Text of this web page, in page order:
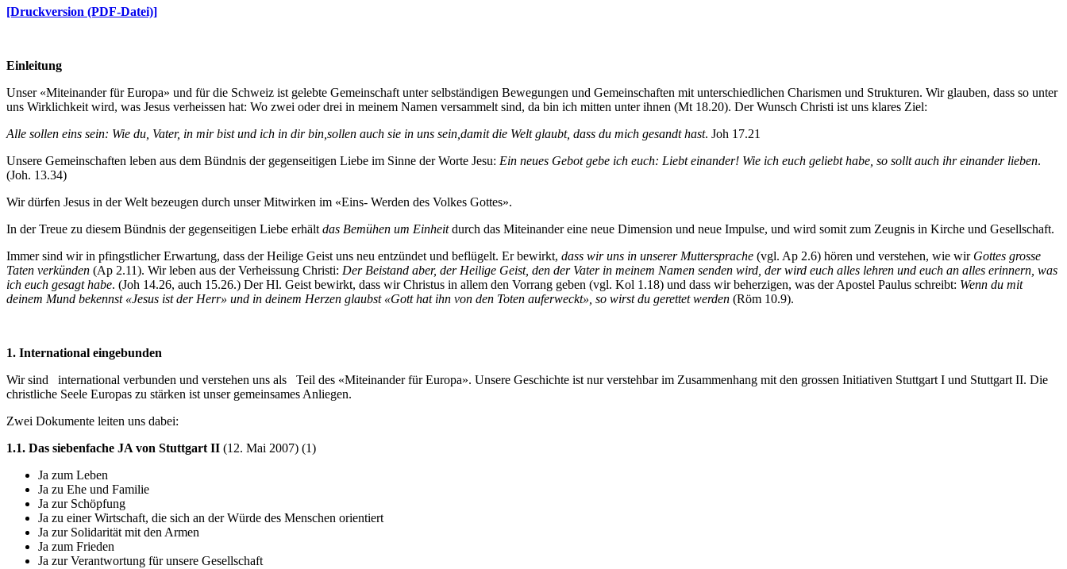
[Druckversion (PDF-Datei)]
Einleitung
Unser «Miteinander für Europa» und für die Schweiz ist gelebte Gemeinschaft unter selbständigen Bewegungen und Gemeinschaften mit unterschiedlichen Charismen und Strukturen. Wir glauben, dass so unter
uns Wirklichkeit wird, was Jesus verheissen hat: Wo zwei oder drei in meinem Namen versammelt sind, da bin ich mitten unter ihnen (Mt 18.20). Der Wunsch Christi ist uns klares Ziel:
Alle sollen eins sein: Wie du, Vater, in mir bist und ich in dir bin,sollen auch sie in uns sein,damit die Welt glaubt, dass du mich gesandt hast. Joh 17.21
Unsere Gemeinschaften leben aus dem Bündnis der gegenseitigen Liebe im Sinne der Worte Jesu: Ein neues Gebot gebe ich euch: Liebt einander! Wie ich euch geliebt habe, so sollt auch ihr einander lieben.
(Joh. 13.34)
Wir dürfen Jesus in der Welt bezeugen durch unser Mitwirken im «Eins- Werden des Volkes Gottes».
In der Treue zu diesem Bündnis der gegenseitigen Liebe erhält das Bemühen um Einheitdurch das Miteinander eine neue Dimension und neue Impulse, und wird somit zum Zeugnis in Kirche und Gesellschaft.
Immer sind wir in pfingstlicher Erwartung, dass der Heilige Geist uns neu entzündet und beflügelt. Er bewirkt, dass wir uns in unserer Muttersprache (vgl. Ap 2.6) hören und verstehen, wie wir Gottes grosse
Taten verkünden (Ap 2.11). Wir leben aus der Verheissung Christi: Der Beistand aber, der Heilige Geist, den der Vater in meinem Namen senden wird, der wird euch alles lehren und euch an alles erinnern, was
ich euch gesagt habe. (Joh 14.26, auch 15.26.) Der Hl. Geist bewirkt, dass wir Christus in allem den Vorrang geben (vgl. Kol 1.18) und dass wir beherzigen, was der Apostel Paulus schreibt: Wenn du mit
deinem Mund bekennst «Jesus ist der Herr» und in deinem Herzen glaubst «Gott hat ihn von den Toten auferweckt», so wirst du gerettet werden (Röm 10.9).
1. International eingebunden
Wir sind international verbunden und verstehen uns als Teil des «Miteinander für Europa». Unsere Geschichte ist nur verstehbar im Zusammenhang mit den grossen Initiativen Stuttgart I und Stuttgart II. Die
christliche Seele Europas zu stärken ist unser gemeinsames Anliegen.
Zwei Dokumente leiten uns dabei:
1.1. Das siebenfache JA von Stuttgart II (12. Mai 2007) (1)
Ja zum Leben
Ja zu Ehe und Familie
Ja zur Schöpfung
Ja zu einer Wirtschaft, die sich an der Würde des Menschen orientiert
Ja zur Solidarität mit den Armen
Ja zum Frieden
Ja zur Verantwortung für unsere Gesellschaft